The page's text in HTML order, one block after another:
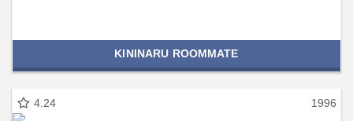
KININARU ROOMMATE
4.24 1996